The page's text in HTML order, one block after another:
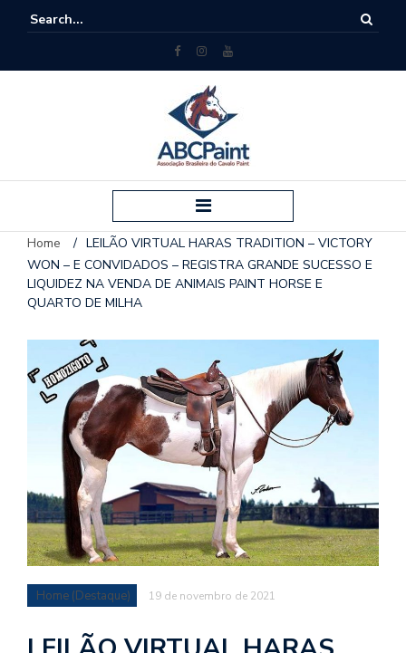
Home / LEILÃO VIRTUAL HARAS TRADITION – VICTORY
WON – E CONVIDADOS – REGISTRA GRANDE SUCESSO E
LIQUIDEZ NA VENDA DE ANIMAIS PAINT HORSE E
QUARTO DE MILHA
Home (Destaque) 19 de novembro de 2021